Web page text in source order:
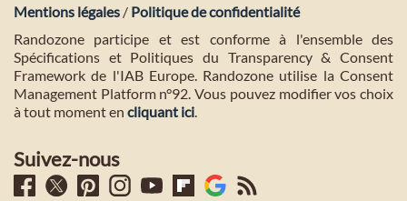
Mentions légales / Politique de confidentialité
Randozone participe et est conforme à l'ensemble des
Spécifications et Politiques du Transparency & Consent
Framework de l'IAB Europe. Randozone utilise la Consent
Management Platform n°92. Vous pouvez modifier vos choix
à tout moment en cliquant ici.
Suivez-nous